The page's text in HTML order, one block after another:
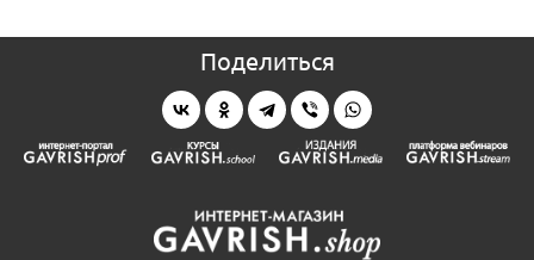
Поделиться